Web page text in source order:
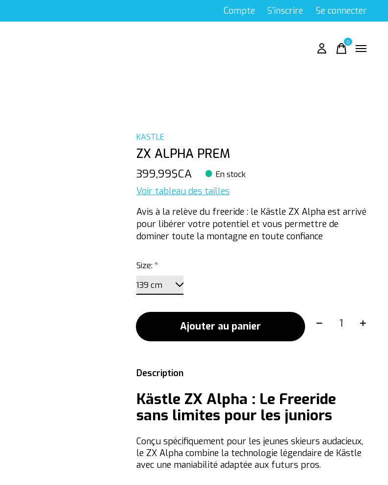
Compte S'inscrire Se connecter
0items
KASTLE
ZX ALPHA PREM
399,99$CA En stock
Voir tableau des tailles
Avis à la relève du freeride : le Kästle ZX Alpha est arrivé
pour libérer votre potentiel et vous permettre de
dominer toute la montagne en toute confiance
Size: *
Ajouter au panier
Quantité:
Description
Kästle ZX Alpha : Le Freeride
sans limites pour les juniors
Conçu spécifiquement pour les jeunes skieurs audacieux,
le ZX Alpha combine la technologie légendaire de Kästle
avec une maniabilité adaptée aux futurs pros.